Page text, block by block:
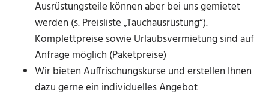
Ausrüstungsteile können aber bei uns gemietet
werden (s. Preisliste „Tauchausrüstung“).
Komplettpreise sowie Urlaubsvermietung sind auf
Anfrage möglich (Paketpreise)
Wir bieten Auffrischungskurse und erstellen Ihnen
dazu gerne ein individuelles Angebot